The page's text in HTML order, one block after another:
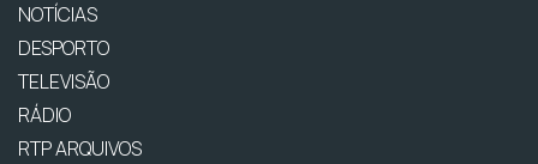
NOTÍCIAS
DESPORTO
TELEVISÃO
RÁDIO
RTP ARQUIVOS